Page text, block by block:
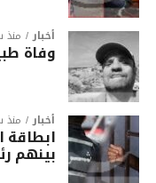
أخبار منذ
وفاة
أخبار منذ
بينهم